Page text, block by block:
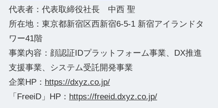
代表者：代表取締役社長 中西 聖
所在地：東京都新宿区西新宿6-5-1 新宿アイランドタ
ワー41階
事業内容：顔認証IDプラットフォーム事業、DX推進
支援事業、システム受託開発事業
企業HP： https://dxyz.co.jp/
「FreeiD」HP： https://freeid.dxyz.co.jp/